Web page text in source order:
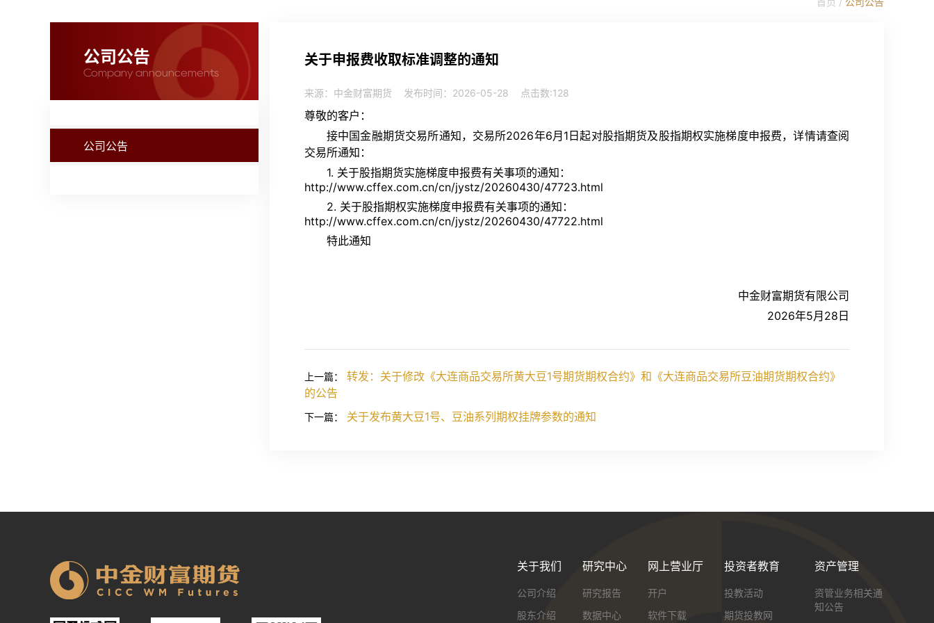
公司公告
Company announcements
公司公告
关于申报费收取标准调整的通知
来源：中金财富期货 发布时间：2026-05-28 点击数:128
尊敬的客户：
接中国金融期货交易所通知，交易所2026年6月1日起对股指期货及股指期权实施梯度申报费，详情请查阅
交易所通知：
1. 关于股指期货实施梯度申报费有关事项的通知：
http://www.cffex.com.cn/cn/jystz/20260430/47723.html
2. 关于股指期权实施梯度申报费有关事项的通知：
http://www.cffex.com.cn/cn/jystz/20260430/47722.html
特此通知
中金财富期货有限公司
2026年5月28日
上一篇：
转发：关于修改《大连商品交易所黄大豆1号期货期权合约》和《大连商品交易所豆油期货期权合约》
的公告
下一篇： 关于发布黄大豆1号、豆油系列期权挂牌参数的通知
关于我们
公司介绍
股东介绍
研究中心
研究报告
数据中心
网上营业厅
开户
软件下载
投资者教育
投教活动
期货投教网
资产管理
资管业务相关通
知公告